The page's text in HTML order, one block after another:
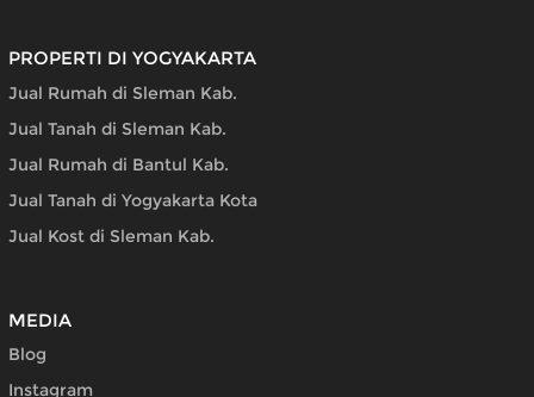
PROPERTI DI YOGYAKARTA
Jual Rumah di Sleman Kab.
Jual Tanah di Sleman Kab.
Jual Rumah di Bantul Kab.
Jual Tanah di Yogyakarta Kota
Jual Kost di Sleman Kab.
MEDIA
Blog
Instagram